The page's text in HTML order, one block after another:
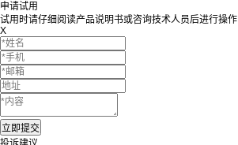
申请试用
试用时请仔细阅读产品说明书或咨询技术人员后进行操作
X